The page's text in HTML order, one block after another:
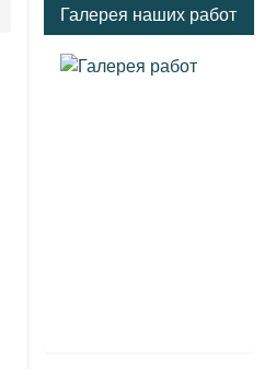
Галерея наших работ